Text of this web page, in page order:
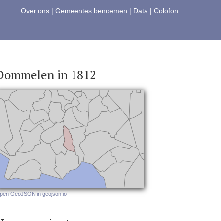
Over ons | Gemeentes benoemen | Data | Colofon
in 1812
GeoJSON in geojson.io